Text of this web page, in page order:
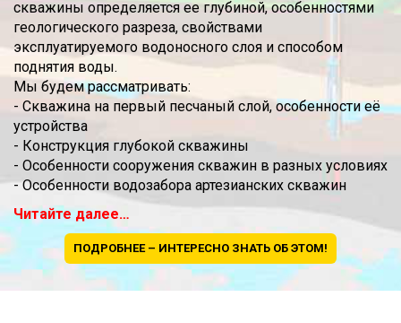
скважины определяется ее глубиной, особенностями
геологического разреза, свойствами
эксплуатируемого водоносного слоя и способом
поднятия воды.
Мы будем рассматривать:
- Скважина на первый песчаный слой, особенности её
устройства
- Конструкция глубокой скважины
- Особенности сооружения скважин в разных условиях
- Особенности водозабора артезианских скважин
Читайте далее…
ПОДРОБНЕЕ – ИНТЕРЕСНО ЗНАТЬ ОБ ЭТОМ!